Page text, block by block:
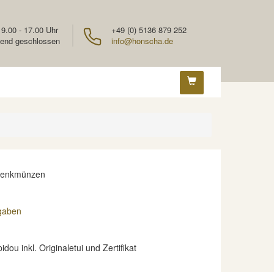
+49 (0) 5136 879 252
info@honscha.de
- 17.00 Uhr
geschlossen
inkl. Originaletui und Zertifikat